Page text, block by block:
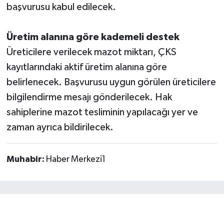
başvurusu kabul edilecek.
Üretim alanına göre kademeli destek
Üreticilere verilecek mazot miktarı, ÇKS
kayıtlarındaki aktif üretim alanına göre
belirlenecek. Başvurusu uygun görülen üreticilere
bilgilendirme mesajı gönderilecek. Hak
sahiplerine mazot tesliminin yapılacağı yer ve
zaman ayrıca bildirilecek.
Muhabir: Haber Merkezi1